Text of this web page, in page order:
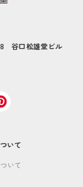
谷口松雄堂ビル
いて
いて